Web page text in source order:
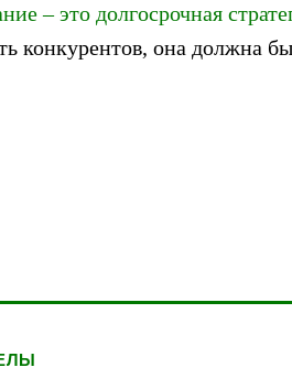
– это долгосрочная
конкурентов, она должна